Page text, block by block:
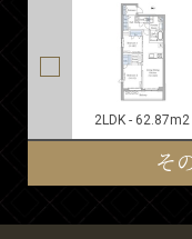
2LDK - 62.87m2
そ